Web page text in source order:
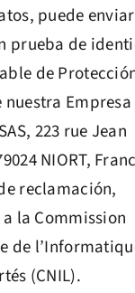
puede
prueba de
de
nuestra Empresa
223 rue Jean
NIORT,
reclamación,
la Commission
de
(CNIL).